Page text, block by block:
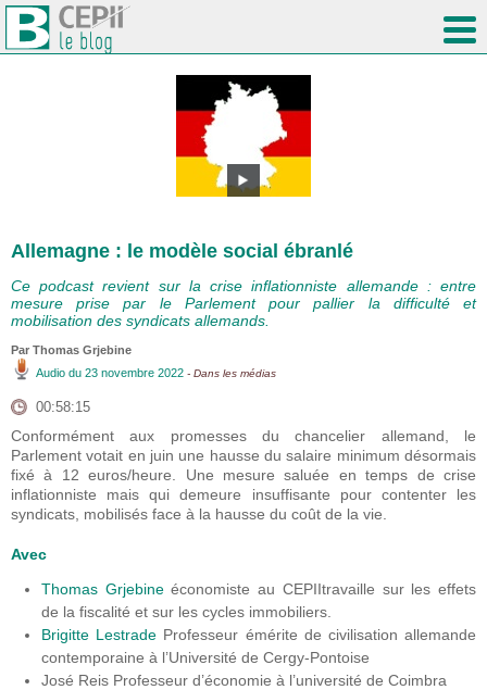
Allemagne : le modèle social ébranlé
Ce podcast revient sur la crise inflationniste allemande : entre
mesure prise par le Parlement pour pallier la difficulté et
mobilisation des syndicats allemands.
Par Thomas Grjebine
Audio du 23 novembre 2022 - Dans les médias
00:58:15
Conformément aux promesses du chancelier allemand, le
Parlement votait en juin une hausse du salaire minimum désormais
fixé à 12 euros/heure. Une mesure saluée en temps de crise
inflationniste mais qui demeure insuffisante pour contenter les
syndicats, mobilisés face à la hausse du coût de la vie.
Avec
Thomas Grjebineéconomiste au CEPIItravaille sur les effets
de la fiscalité et sur les cycles immobiliers.
Brigitte Lestrade Professeur émérite de civilisation allemande
contemporaine à l’Université de Cergy-Pontoise
José Reis Professeur d’économie à l’université de Coimbra